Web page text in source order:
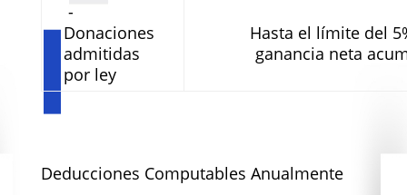
-
Donaciones
admitidas
por ley
Hasta el límite del
ganancia neta
Deducciones Computables Anualmente